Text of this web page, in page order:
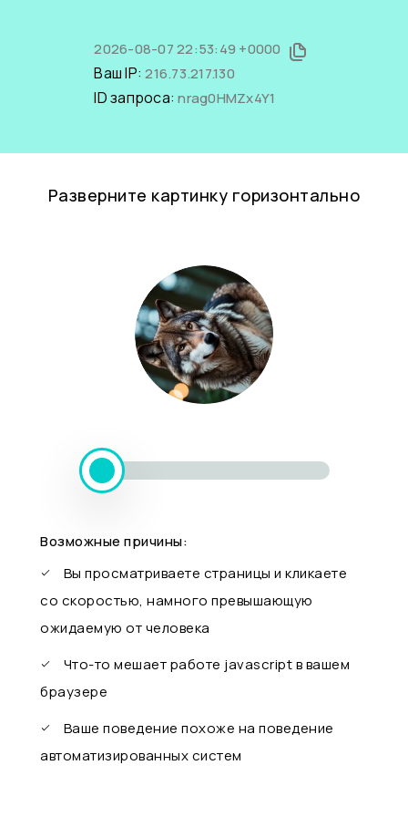
2026-08-07 22:53:49 +0000
Ваш IP:216.73.217.130
ID запроса:nrag0HMZx4Y1
Разверните картинку горизонтально
Возможные причины:
Вы просматриваете страницы и кликаете
со скоростью, намного превышающую
ожидаемую от человека
Что-то мешает работе javascript в вашем
браузере
Ваше поведение похоже на поведение
автоматизированных систем